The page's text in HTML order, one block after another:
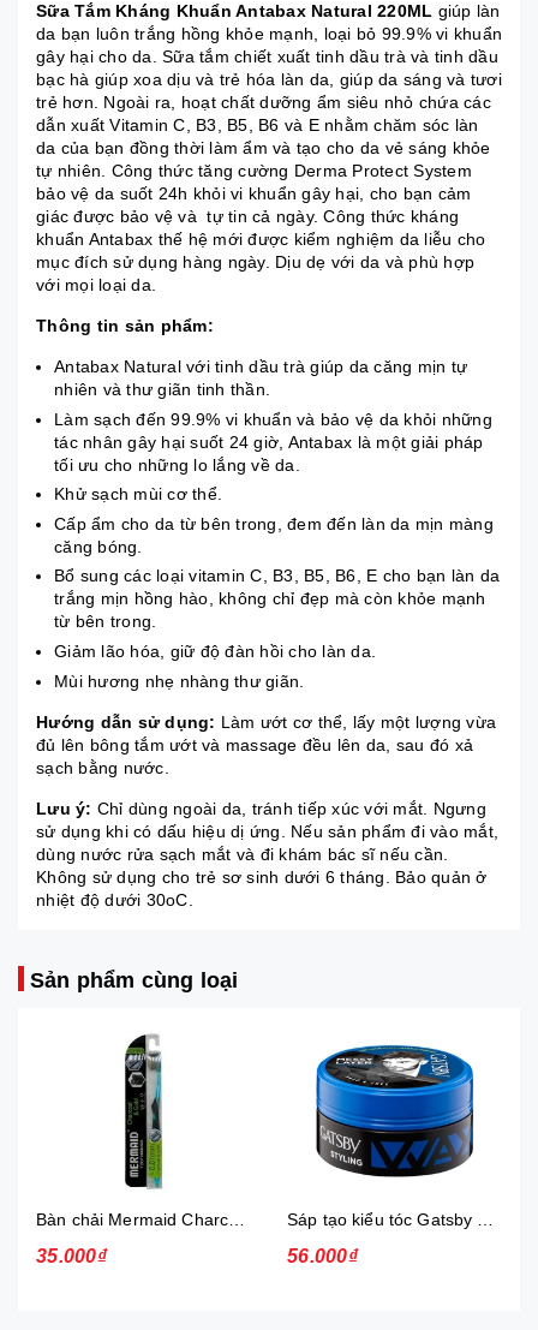
Sữa Tắm Kháng Khuẩn Antabax Natural 220ML giúp làn
da bạn luôn trắng hồng khỏe mạnh, loại bỏ 99.9% vi khuẩn
gây hại cho da. Sữa tắm chiết xuất tinh dầu trà và tinh dầu
bạc hà giúp xoa dịu và trẻ hóa làn da, giúp da sáng và tươi
trẻ hơn. Ngoài ra, hoạt chất dưỡng ẩm siêu nhỏ chứa các
dẫn xuất Vitamin C, B3, B5, B6 và E nhằm chăm sóc làn
da của bạn đồng thời làm ẩm và tạo cho da vẻ sáng khỏe
tự nhiên. Công thức tăng cường Derma Protect System
bảo vệ da suốt 24h khỏi vi khuẩn gây hại, cho bạn cảm
giác được bảo vệ và tự tin cả ngày. Công thức kháng
khuẩn Antabax thế hệ mới được kiểm nghiệm da liễu cho
mục đích sử dụng hàng ngày. Dịu dẹ với da và phù hợp
với mọi loại da.
Thông tin sản phẩm:
Antabax Natural với tinh dầu trà giúp da căng mịn tự
nhiên và thư giãn tinh thần.
Làm sạch đến 99.9% vi khuẩn và bảo vệ da khỏi những
tác nhân gây hại suốt 24 giờ, Antabax là một giải pháp
tối ưu cho những lo lắng về da.
Khử sạch mùi cơ thể.
Cấp ẩm cho da từ bên trong, đem đến làn da mịn màng
căng bóng.
Bổ sung các loại vitamin C, B3, B5, B6, E cho bạn làn da
trắng mịn hồng hào, không chỉ đẹp mà còn khỏe mạnh
từ bên trong.
Giảm lão hóa, giữ độ đàn hồi cho làn da.
Mùi hương nhẹ nhàng thư giãn.
Hướng dẫn sử dụng: Làm ướt cơ thể, lấy một lượng vừa
đủ lên bông tắm ướt và massage đều lên da, sau đó xả
sạch bằng nước.
Lưu ý: Chỉ dùng ngoài da, tránh tiếp xúc với mắt. Ngưng
sử dụng khi có dấu hiệu dị ứng. Nếu sản phẩm đi vào mắt,
dùng nước rửa sạch mắt và đi khám bác sĩ nếu cần.
Không sử dụng cho trẻ sơ sinh dưới 6 tháng. Bảo quản ở
nhiệt độ dưới 30oC.
Sản phẩm cùng loại
35.000₫ 56.000₫